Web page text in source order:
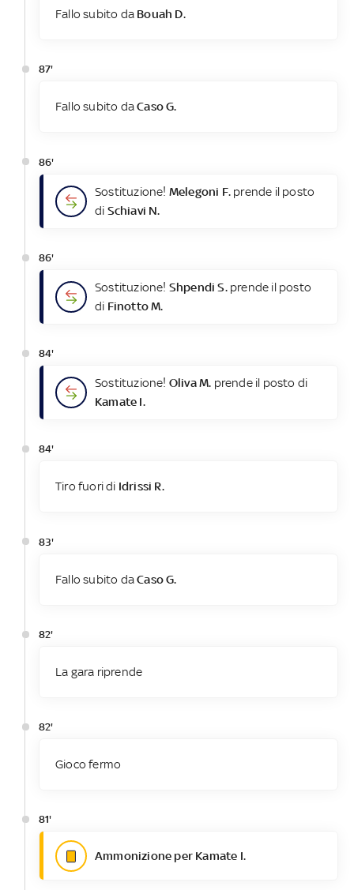
Fallo subito da Bouah D.
87'
Fallo subito daCaso G.
86'
Sostituzione! Melegoni F. prende il posto
di Schiavi N.
86'
Sostituzione! Shpendi S.prende il posto
di Finotto M.
84'
Sostituzione! Oliva M. prende il posto di
Kamate I.
84'
Tiro fuori di Idrissi R.
83'
Fallo subito daCaso G.
82'
La gara riprende
82'
Gioco fermo
81'
Ammonizione per Kamate I.